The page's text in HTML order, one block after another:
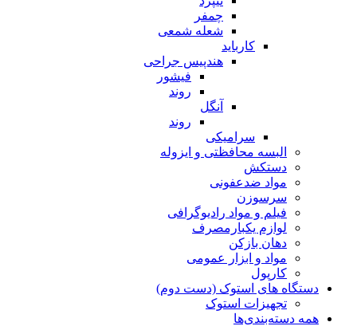
چمفر
شعله شمعی
کارباید
هندپیس جراحی
فیشور
روند
آنگل
روند
سرامیکی
البسه محافظتی و ایزوله
دستکش
مواد ضدعفونی
سرسوزن
فیلم و مواد رادیوگرافی
لوازم یکبارمصرف
دهان بازکن
مواد و ابزار عمومی
کارپول
دستگاه های استوک (دست دوم)
تجهیزات استوک
همه دسته‌بندی‌ها